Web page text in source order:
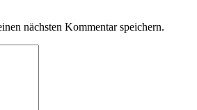
nächsten Kommentar speichern.